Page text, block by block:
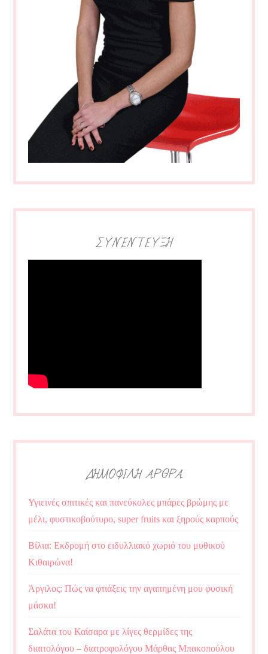
ΣΥΝΕΝΤΕΥΞΗ
ΔΗΜΟΦΙΛΗ ΑΡΘΡΑ
Υγιεινές σπιτικές και πανεύκολες μπάρες βρώμης με
μέλι, φυστικοβούτυρο, super fruits και ξηρούς καρπούς
Βίλια: Εκδρομή στο ειδυλλιακό χωριό του μυθικού
Κιθαιρώνα!
Άργιλος: Πώς να φτιάξεις την αγαπημένη μου φυσική
μάσκα!
Σαλάτα του Καίσαρα με λίγες θερμίδες της
διαιτολόγου – διατροφολόγου Μάρθας Μπακοπούλου